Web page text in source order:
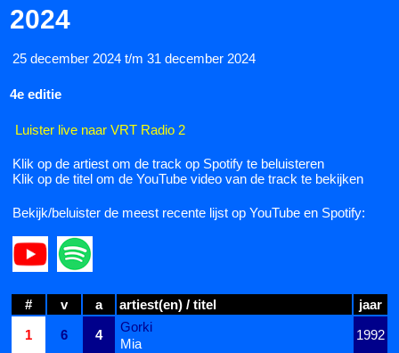
2024
25 december 2024 t/m 31 december 2024
4e editie
Luister live naar VRT Radio 2
Klik op de artiest om de track op Spotify te beluisteren
Klik op de titel om de YouTube video van de track te bekijken
Bekijk/beluister de meest recente lijst op YouTube en Spotify:
# v a artiest(en) / titel
jaar
1
6 4
Gorki
1992
Mia